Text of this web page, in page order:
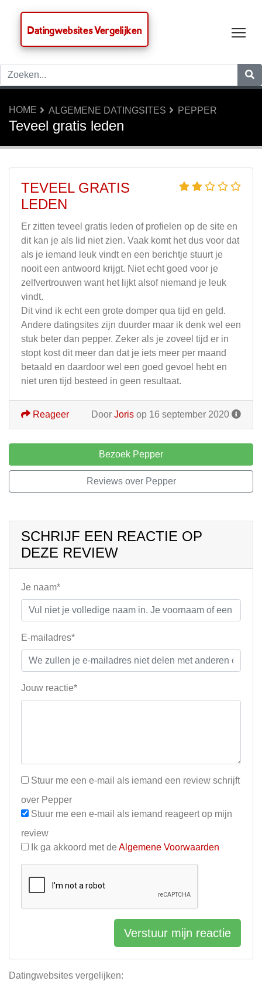
Datingwebsites Vergelijken
HOME ALGEMENE DATINGSITES PEPPER
Teveel gratis leden
Datingwebsites vergelijken:
TEVEEL GRATIS
LEDEN
Er zitten teveel gratis leden of profielen op de site en
dit kan je als lid niet zien. Vaak komt het dus voor dat
als je iemand leuk vindt en een berichtje stuurt je
nooit een antwoord krijgt. Niet echt goed voor je
zelfvertrouwen want het lijkt alsof niemand je leuk
vindt.
Dit vind ik echt een grote domper qua tijd en geld.
Andere datingsites zijn duurder maar ik denk wel een
stuk beter dan pepper. Zeker als je zoveel tijd er in
stopt kost dit meer dan dat je iets meer per maand
betaald en daardoor wel een goed gevoel hebt en
niet uren tijd besteed in geen resultaat.
Door Joris op 16 september 2020
Reageer
Bezoek Pepper
Reviews over Pepper
SCHRIJF EEN REACTIE OP
DEZE REVIEW
Je naam*
E-mailadres*
Jouw reactie*
Stuur me een e-mail als iemand een review schrijft
over Pepper
Stuur me een e-mail als iemand reageert op mijn
review
Ik ga akkoord met de Algemene Voorwaarden
Verstuur mijn reactie